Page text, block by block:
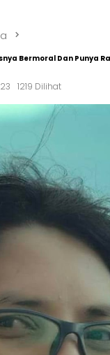
Bermoral Dan Punya
1219 Dilihat